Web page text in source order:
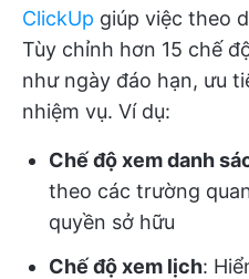
ClickUp giúp việc theo
Tùy chỉnh hơn 15 chế
như ngày đáo hạn, ưu
nhiệm vụ. Ví dụ:
Chế độ xem danh
theo các trường
quyền sở hữu
Chế độ xem lịch: